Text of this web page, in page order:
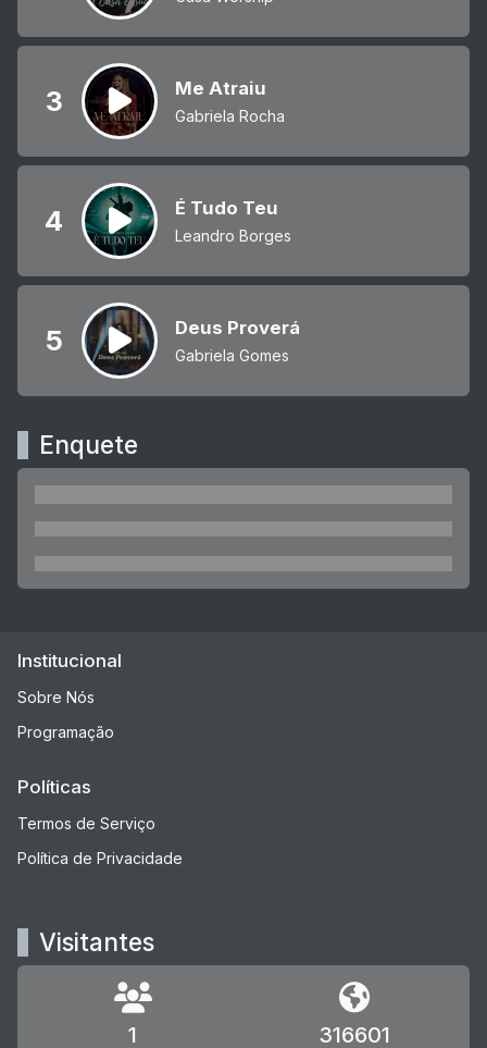
3 Me Atraiu
Gabriela Rocha
4 É Tudo Teu
Leandro Borges
5 Deus Proverá
Gabriela Gomes
Enquete
Institucional
Sobre Nós
Programação
Políticas
Termos de Serviço
Política de Privacidade
Visitantes
1 316601